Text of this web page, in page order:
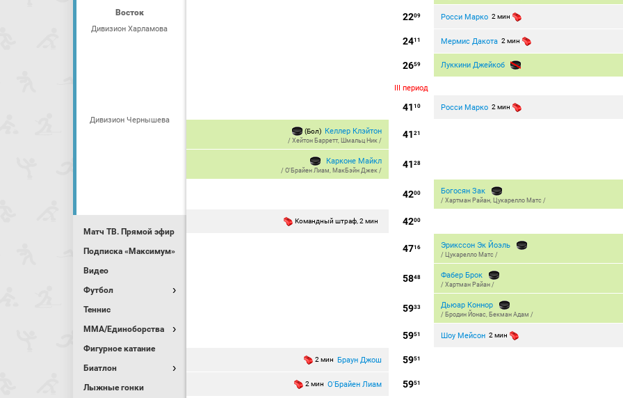
Восток
Дивизион Харламова
Дивизион Чернышева
Матч ТВ. Прямой эфир
Подписка «Максимум»
Видео
Футбол
Теннис
MMA/Единоборства
Фигурное катание
Биатлон
Лыжные гонки
2209 Росси Марко 2 мин
2411 Мермис Дакота 2 мин
2659 Луккини Джейкоб
III период
41 10 Росси Марко 2 мин
41 21
(Бол) Келлер Клэйтон
/Хейтон Барретт, Шмальц Ник /
41 28
Карконе Майкл
/О'Брайен Лиам, МакБэйн Джек /
4200 Богосян Зак
/Хартман Райан, Цукарелло Матс /
4200
Командный штраф, 2 мин
4716 Эрикссон Эк Йоэль
/ Цукарелло Матс /
5848 Фабер Брок
/Хартман Райан /
5933 Дьюар Коннор
/ Бродин Йонас, Бекман Адам /
5951 Шоу Мейсон 2 мин
5951
2 мин Браун Джош
5951
2 мин О'Брайен Лиам